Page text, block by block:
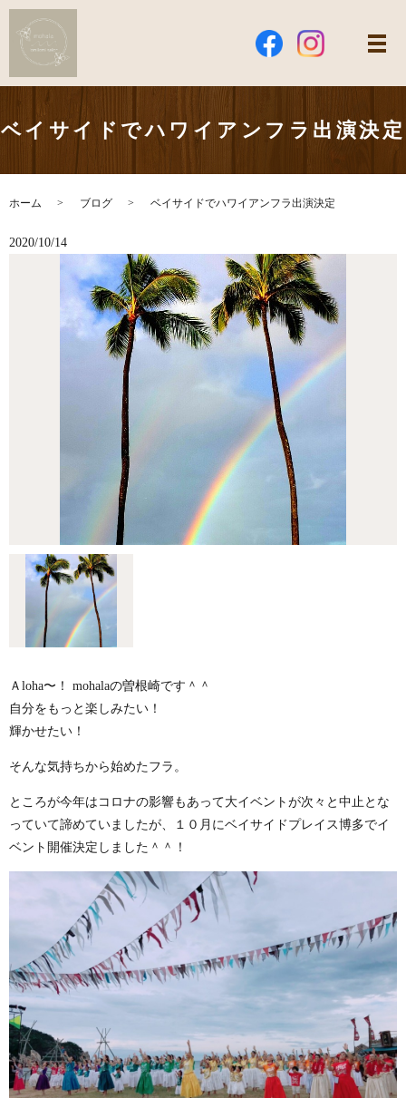
ベイサイドでハワイアンフラ出演決定
ホーム ブログ ベイサイドでハワイアンフラ出演決定
2020/10/14
Ａloha〜！ mohalaの曽根崎です＾＾
自分をもっと楽しみたい！
輝かせたい！
そんな気持ちから始めたフラ。
ところが今年はコロナの影響もあって大イベントが次々と中止とな
っていて諦めていましたが、１０月にベイサイドプレイス博多でイ
ベント開催決定しました＾＾！